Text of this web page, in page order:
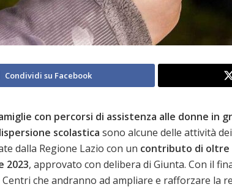
Condividi su Facebook
con percorsi di assistenza alle donne in
scolastica sono alcune delle attività
dalla Regione Lazio con un contributo di oltre
2023, approvato con delibera di Giunta. Con il
che andranno ad ampliare e rafforzare la